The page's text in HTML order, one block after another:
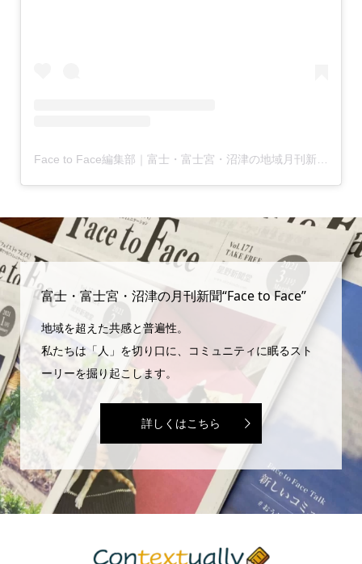
富士・富士宮・沼津の月刊新聞“Face to Face”
地域を超えた共感と普遍性。
私たちは「人」を切り口に、コミュニティに眠るスト
ーリーを掘り起こします。
詳しくはこちら